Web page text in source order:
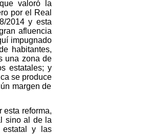
valoró la
por el Real
2014 y esta
afluencia
impugnado
habitantes,
una zona de
estatales; y
se produce
margen de
reforma,
sino al de la
estatal y las